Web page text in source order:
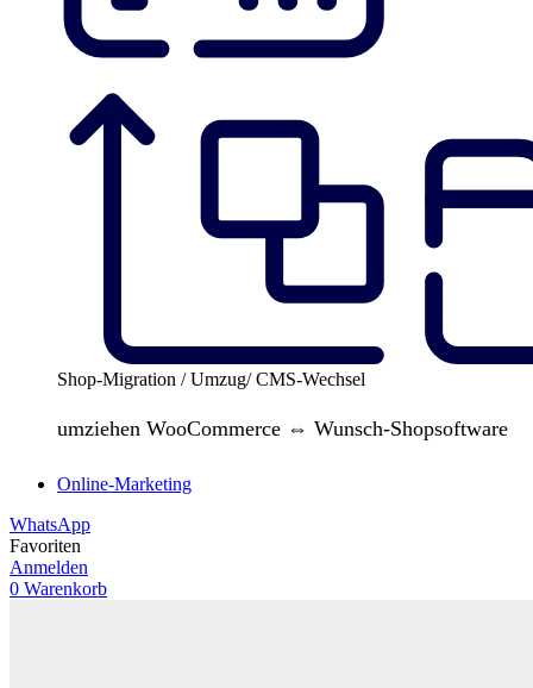
Shop-Migration / Umzug/ CMS-Wechsel
umziehen WooCommerce ⇔ Wunsch-Shopsoftware
Online-Marketing
WhatsApp
Favoriten
Anmelden
0 Warenkorb